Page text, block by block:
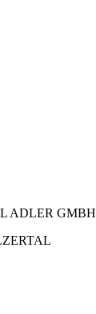
ADLER GMBH